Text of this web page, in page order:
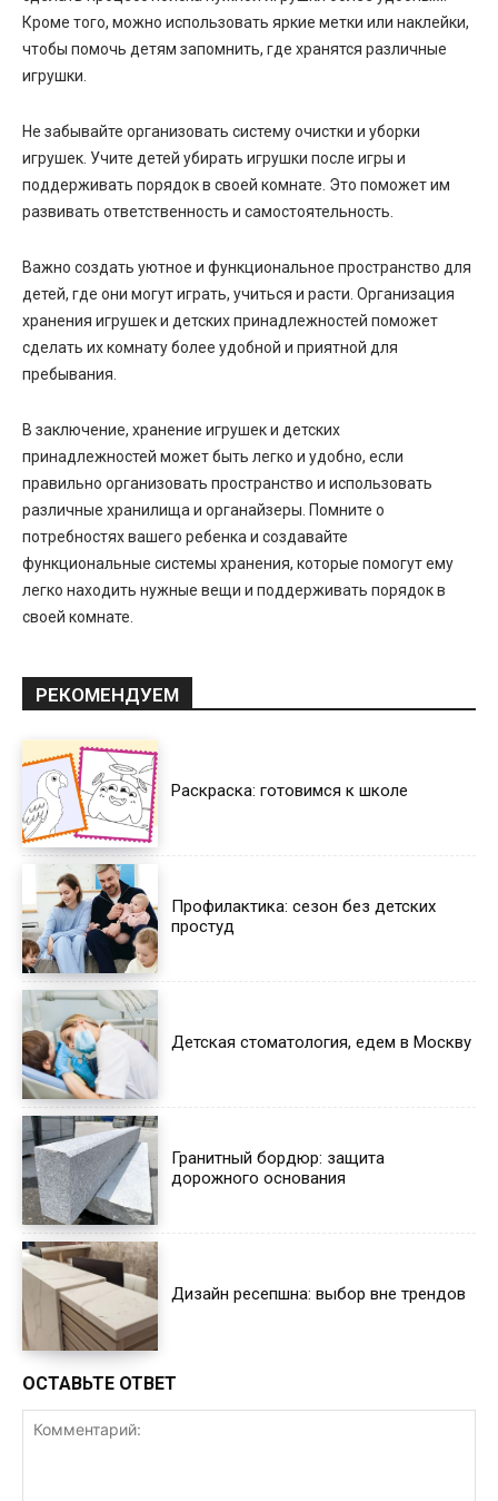
Кроме того, можно использовать яркие метки или наклейки,
чтобы помочь детям запомнить, где хранятся различные
игрушки.
Не забывайте организовать систему очистки и уборки
игрушек. Учите детей убирать игрушки после игры и
поддерживать порядок в своей комнате. Это поможет им
развивать ответственность и самостоятельность.
Важно создать уютное и функциональное пространство для
детей, где они могут играть, учиться и расти. Организация
хранения игрушек и детских принадлежностей поможет
сделать их комнату более удобной и приятной для
пребывания.
В заключение, хранение игрушек и детских
принадлежностей может быть легко и удобно, если
правильно организовать пространство и использовать
различные хранилища и органайзеры. Помните о
потребностях вашего ребенка и создавайте
функциональные системы хранения, которые помогут ему
легко находить нужные вещи и поддерживать порядок в
своей комнате.
РЕКОМЕНДУЕМ
Раскраска: готовимся к школе
Профилактика: сезон без детских
простуд
Детская стоматология, едем в Москву
Гранитный бордюр: защита
дорожного основания
Дизайн ресепшна: выбор вне трендов
ОСТАВЬТЕ ОТВЕТ